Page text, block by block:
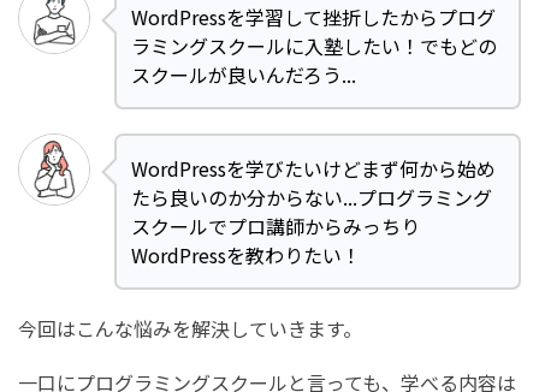
WordPressを学習して挫折したからプログ
ラミングスクールに入塾したい！でもどの
スクールが良いんだろう...
WordPressを学びたいけどまず何から始め
たら良いのか分からない...プログラミング
スクールでプロ講師からみっちり
WordPressを教わりたい！
今回はこんな悩みを解決していきます。
一口にプログラミングスクールと言っても、学べる内容は